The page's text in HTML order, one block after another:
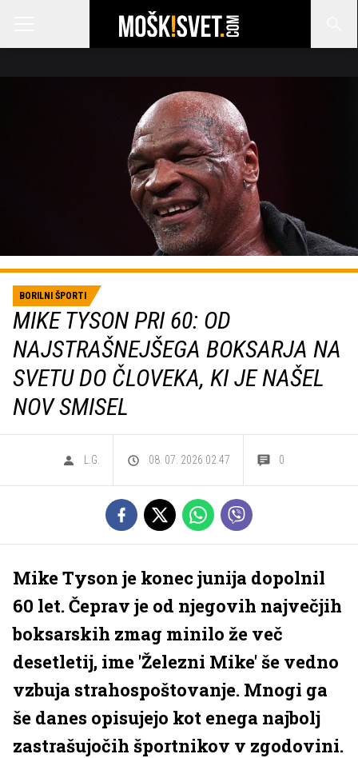
BORILNI ŠPORTI
MIKE TYSON PRI 60: OD
NAJSTRAŠNEJŠEGA BOKSARJA NA
SVETU DO ČLOVEKA, KI JE NAŠEL
NOV SMISEL
L.G. 08. 07. 2026 02.47 0
Mike Tyson je konec junija dopolnil
60 let. Čeprav je od njegovih največjih
boksarskih zmag minilo že več
desetletij, ime 'Železni Mike' še vedno
vzbuja strahospoštovanje. Mnogi ga
še danes opisujejo kot enega najbolj
zastrašujočih športnikov v zgodovini.